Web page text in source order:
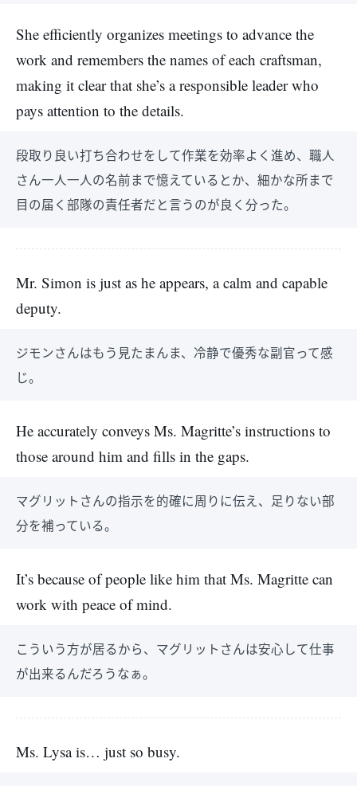
She efficiently organizes meetings to advance the
work and remembers the names of each craftsman,
making it clear that she’s a responsible leader who
pays attention to the details.
段取り良い打ち合わせをして作業を効率よく進め、職人
さん一人一人の名前まで憶えているとか、細かな所まで
目の届く部隊の責任者だと言うのが良く分った。
Mr. Simon is just as he appears, a calm and capable
deputy.
ジモンさんはもう見たまんま、冷静で優秀な副官って感
じ。
He accurately conveys Ms. Magritte’s instructions to
those around him and fills in the gaps.
マグリットさんの指示を的確に周りに伝え、足りない部
分を補っている。
It’s because of people like him that Ms. Magritte can
work with peace of mind.
こういう方が居るから、マグリットさんは安心して仕事
が出来るんだろうなぁ。
Ms. Lysa is… just so busy.